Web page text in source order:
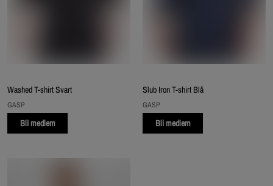
Washed T-shirt Svart
GASP
Bli medlem
Slub Iron T-shirt Blå
GASP
Bli medlem